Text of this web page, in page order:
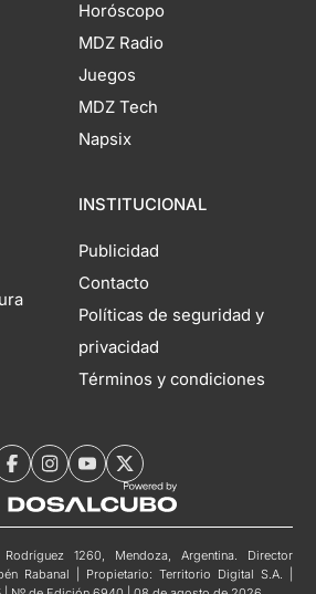
Horóscopo
MDZ Radio
Juegos
MDZ Tech
Napsix
INSTITUCIONAL
Publicidad
Contacto
Políticas de seguridad y
privacidad
Términos y condiciones
1260, Mendoza, Argentina. Director
Rabanal | Propietario: Territorio Digital S.A. |